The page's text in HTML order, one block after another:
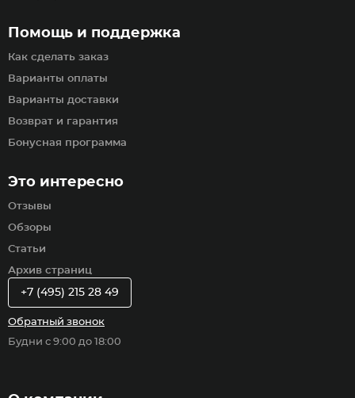
Помощь и поддержка
Как сделать заказ
Варианты оплаты
Варианты доставки
Возврат и гарантия
Бонусная программа
Это интересно
Отзывы
Обзоры
Статьи
Архив страниц
+7 (495) 215 28 49
Обратный звонок
Будни с 9:00 до 18:00